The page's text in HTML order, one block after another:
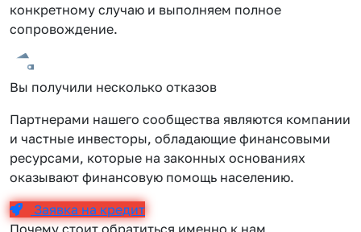
конкретному случаю и выполняем полное
сопровождение.
Вы получили несколько отказов
Партнерами нашего сообщества являются компании
и частные инвесторы, обладающие финансовыми
ресурсами, которые на законных основаниях
оказывают финансовую помощь населению.
Заявка на кредит
Почему стоит обратиться именно к нам